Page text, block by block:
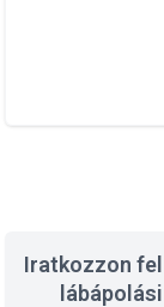
Iratkozzon